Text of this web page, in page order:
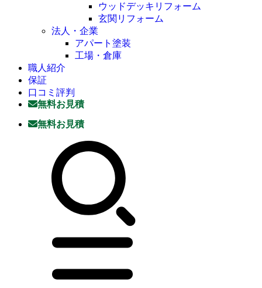
ウッドデッキリフォーム
玄関リフォーム
法人・企業
アパート塗装
工場・倉庫
職人紹介
保証
口コミ評判
無料お見積
無料お見積